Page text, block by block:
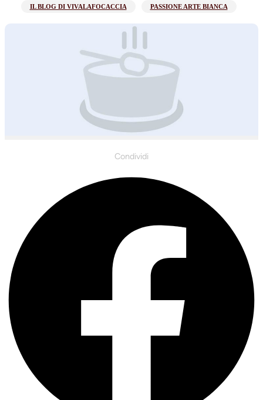
IL BLOG DI VIVALAFOCACCIA PASSIONE ARTE BIANCA
Condividi